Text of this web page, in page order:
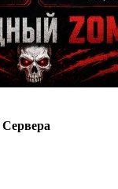
Сервера